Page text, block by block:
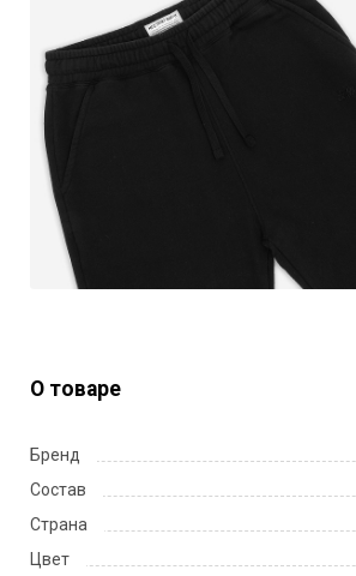
О товаре
Бренд
Состав
Страна
Цвет